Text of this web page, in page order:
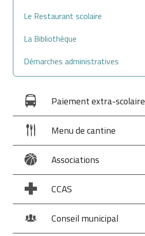
Le Restaurant scolaire
La Bibliothèque
Démarches administratives
Paiement extra-scolaire
Menu de cantine
Associations
CCAS
Conseil municipal